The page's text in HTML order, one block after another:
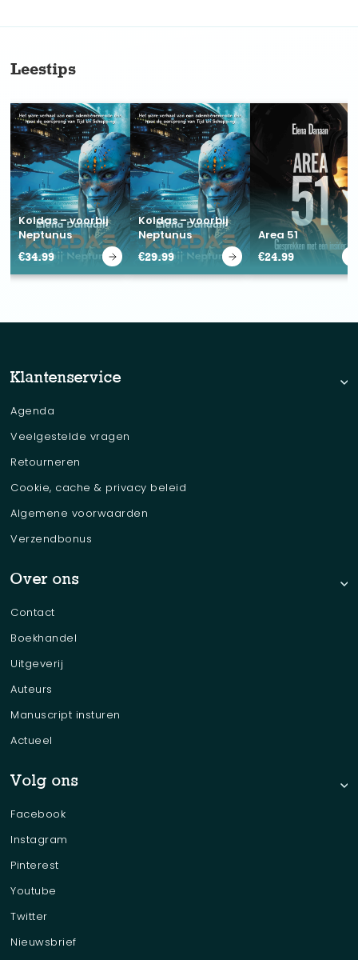
Leestips
Koldas – voorbij
Neptunus
€34.99
Koldas – voorbij
Neptunus
€29.99
Area 51
€24.99
Klantenservice
Agenda
Veelgestelde vragen
Retourneren
Cookie, cache & privacy beleid
Algemene voorwaarden
Verzendbonus
Over ons
Contact
Boekhandel
Uitgeverij
Auteurs
Manuscript insturen
Actueel
Volg ons
Facebook
Instagram
Pinterest
Youtube
Twitter
Nieuwsbrief